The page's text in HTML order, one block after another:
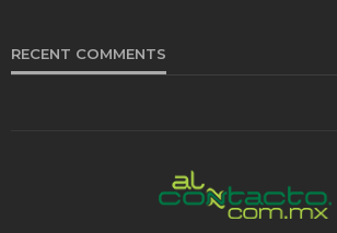
RECENT COMMENTS